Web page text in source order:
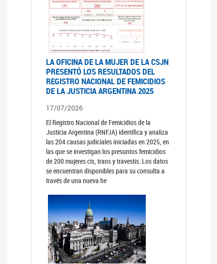
LA OFICINA DE LA MUJER DE LA CSJN
PRESENTÓ LOS RESULTADOS DEL
REGISTRO NACIONAL DE FEMICIDIOS
DE LA JUSTICIA ARGENTINA 2025
17/07/2026
El Registro Nacional de Femicidios de la
Justicia Argentina (RNFJA) identifica y analiza
las 204 causas judiciales iniciadas en 2025, en
las que se investigan los presuntos femicidios
de 200 mujeres cis, trans y travestis. Los datos
se encuentran disponibles para su consulta a
través de una nueva he